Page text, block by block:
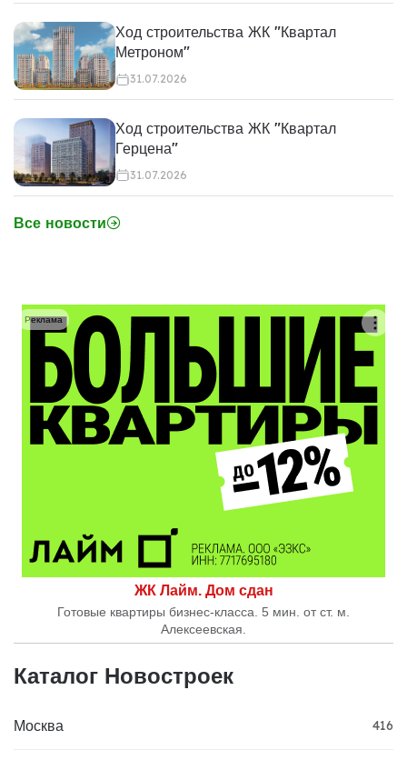
Ход строительства ЖК "Квартал
Метроном"
31.07.2026
Ход строительства ЖК "Квартал
Герцена"
31.07.2026
Все новости
ЖК Лайм. Дом сдан
Готовые квартиры бизнес-класса. 5 мин. от ст. м.
Алексеевская.
Реклама
Каталог Новостроек
Москва 416